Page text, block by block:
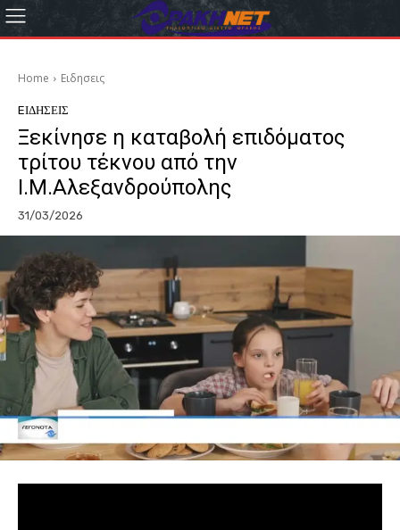
Home Eιδησεις
EΙΔΗΣΕΙΣ
Ξεκίνησε η καταβολή επιδόματος
τρίτου τέκνου από την
Ι.Μ.Αλεξανδρούπολης
31/03/2026